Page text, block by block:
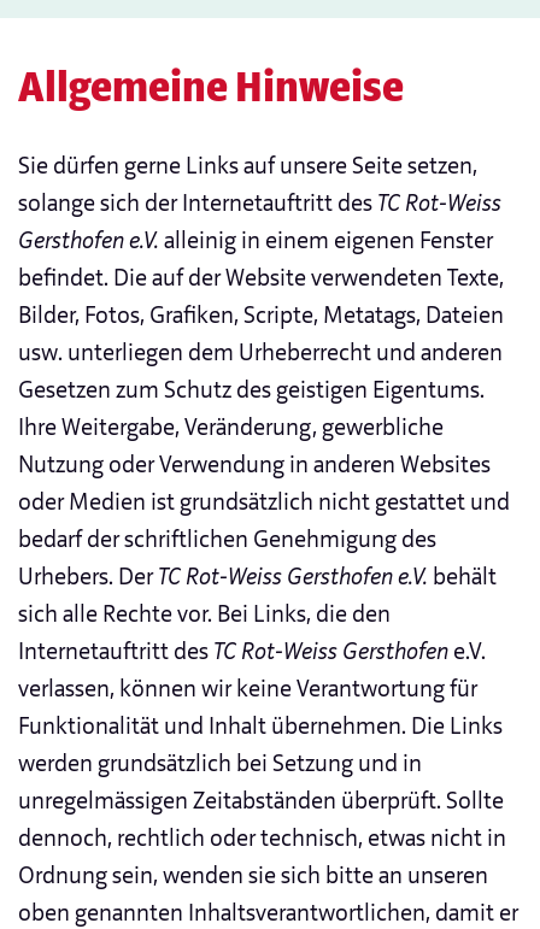
Allgemeine Hinweise
Sie dürfen gerne Links auf unsere Seite setzen,
solange sich der Internetauftritt des TC Rot-Weiss
Gersthofen e.V. alleinig in einem eigenen Fenster
befindet. Die auf der Website verwendeten Texte,
Bilder, Fotos, Grafiken, Scripte, Metatags, Dateien
usw. unterliegen dem Urheberrecht und anderen
Gesetzen zum Schutz des geistigen Eigentums.
Ihre Weitergabe, Veränderung, gewerbliche
Nutzung oder Verwendung in anderen Websites
oder Medien ist grundsätzlich nicht gestattet und
bedarf der schriftlichen Genehmigung des
Urhebers. DerTC Rot-Weiss Gersthofen e.V. behält
sich alle Rechte vor. Bei Links, die den
Internetauftritt des TC Rot-Weiss Gersthofen e.V.
verlassen, können wir keine Verantwortung für
Funktionalität und Inhalt übernehmen. Die Links
werden grundsätzlich bei Setzung und in
unregelmässigen Zeitabständen überprüft. Sollte
dennoch, rechtlich oder technisch, etwas nicht in
Ordnung sein, wenden sie sich bitte an unseren
oben genannten Inhaltsverantwortlichen, damit er